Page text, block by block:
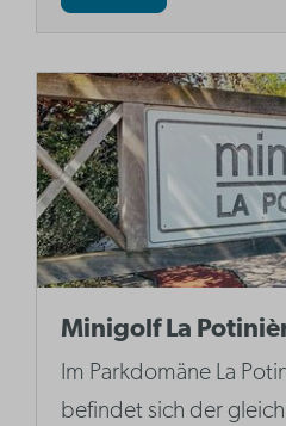
Minigolf La
Im Parkdomäne La
befindet sich der